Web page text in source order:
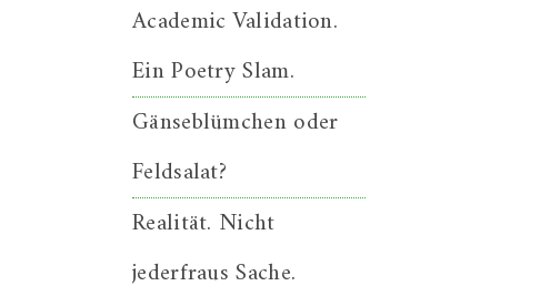
Academic Validation.
Ein Poetry Slam.
Gänseblümchen oder
Feldsalat?
Realität. Nicht
jederfraus Sache.